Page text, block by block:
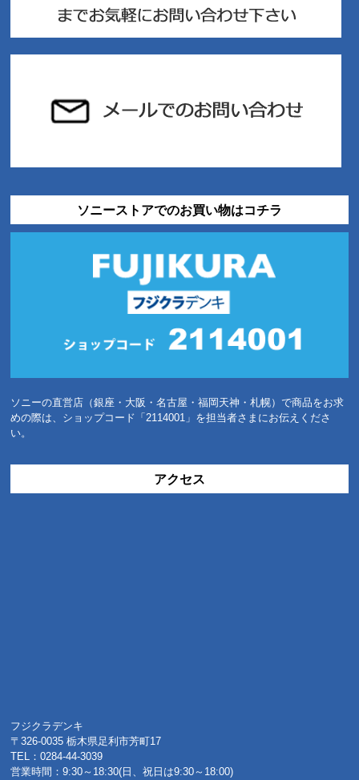
ソニーストアでのお買い物はコチラ
ソニーの直営店（銀座・大阪・名古屋・福岡天神・札幌）で商品をお求
めの際は、ショップコード「2114001」を担当者さまにお伝えくださ
い。
アクセス
フジクラデンキ
〒326-0035 栃木県足利市芳町17
TEL：0284-44-3039
営業時間：9:30～18:30(日、祝日は9:30～18:00)